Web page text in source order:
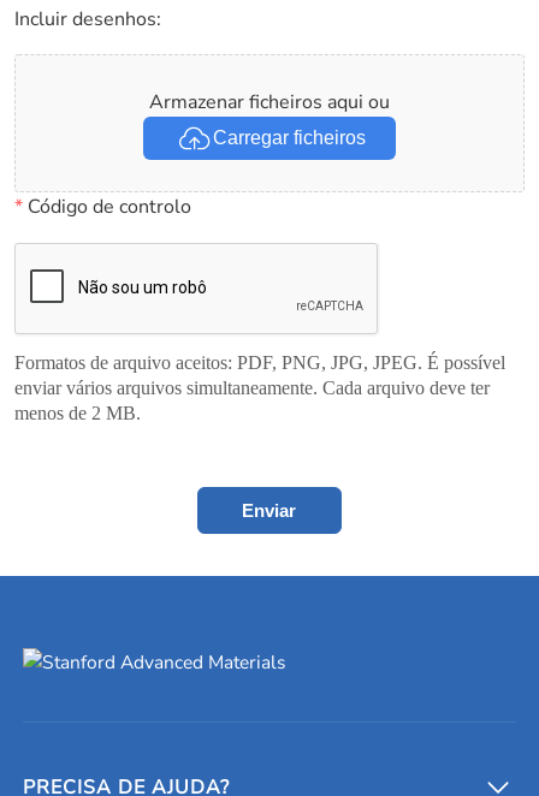
Incluir desenhos:
Armazenar ficheiros aqui ou
Carregar ficheiros
*Código de controlo
Formatos de arquivo aceitos: PDF, PNG, JPG, JPEG. É possível
enviar vários arquivos simultaneamente. Cada arquivo deve ter
menos de 2 MB.
Enviar
PRECISA DE AJUDA?